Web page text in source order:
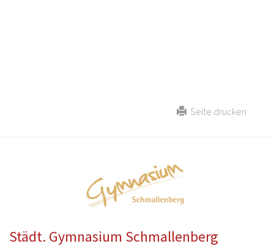
Seite drucken
Städt. Gymnasium Schmallenberg